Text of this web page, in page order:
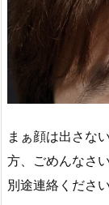
まぁ顔は出さな
方、ごめんなさ
別途連絡ください